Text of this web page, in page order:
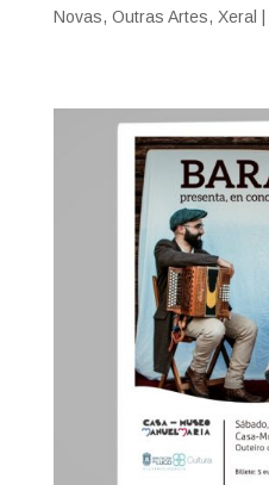
Novas, Outras Artes, Xeral